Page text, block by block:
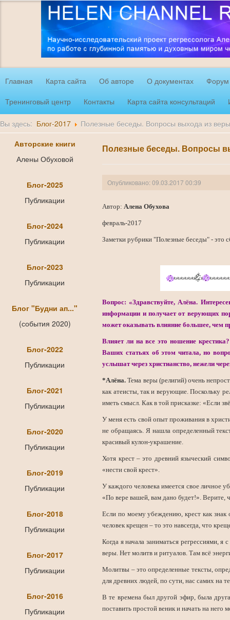
Главная Карта сайта Об авторе О документах
Форум
Тренинговый центр
Контакты Карта сайта консультаций
Вы здесь: Блог-2017
Полезные беседы. Вопросы выхода из веры
Авторские книги
Алены Обуховой
Блог-2025
Публикации
Блог-2024
Публикации
Блог-2023
Публикации
Блог "Будни ап..."
(события 2020)
Блог-2022
Публикации
Блог-2021
Публикации
Блог-2020
Публикации
Блог-2019
Публикации
Блог-2018
Публикации
Блог-2017
Публикации
Блог-2016
Публикации
Полезные беседы. Вопросы
Опубликовано: 09.03.2017 00:39
Автор: Алена Обухова
февраль-2017
Заметки рубрики "Полезные беседы" - это
Вопрос: «Здравствуйте, Алёна.
информации и получает от верующих
может оказывать влияние большее, чем
Влияет ли на все это ношение
Ваших статьях об этом читала, но
услышат через христианство, нежели
*Алёна. Тема веры (религий) очень
как атеисты, так и верующие. Поскольку
иметь смысл. Как в той присказке: «Если
У меня есть свой опыт проживания в
не обращаясь. Я нашла определенный
красивый кулон-украшение.
Хотя крест – это древний языческий
«нести свой крест».
У каждого человека имеется свое личное
«По вере вашей, вам дано будет!». Верите,
Если по моему убеждению, крест как знак
человек крещен – то это навсегда, что
Когда я начала заниматься регрессиями,
веры. Нет молитв и ритуалов. Там всё
Молитвы – это определенные тексты,
для древних людей, по сути, нас самих на
В те времена был другой эфир, была
поставить простой веник и начать на него